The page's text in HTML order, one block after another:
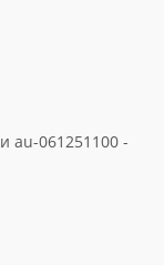
au-061251100 -